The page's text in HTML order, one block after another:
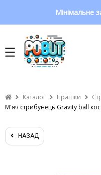
Мінімальне
Каталог Іграшки
М'яч стрибунець Gravity ball
НАЗАД